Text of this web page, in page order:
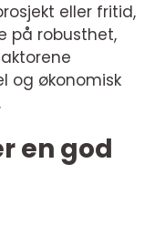
eller fritid,
på robusthet,
og økonomisk
en god